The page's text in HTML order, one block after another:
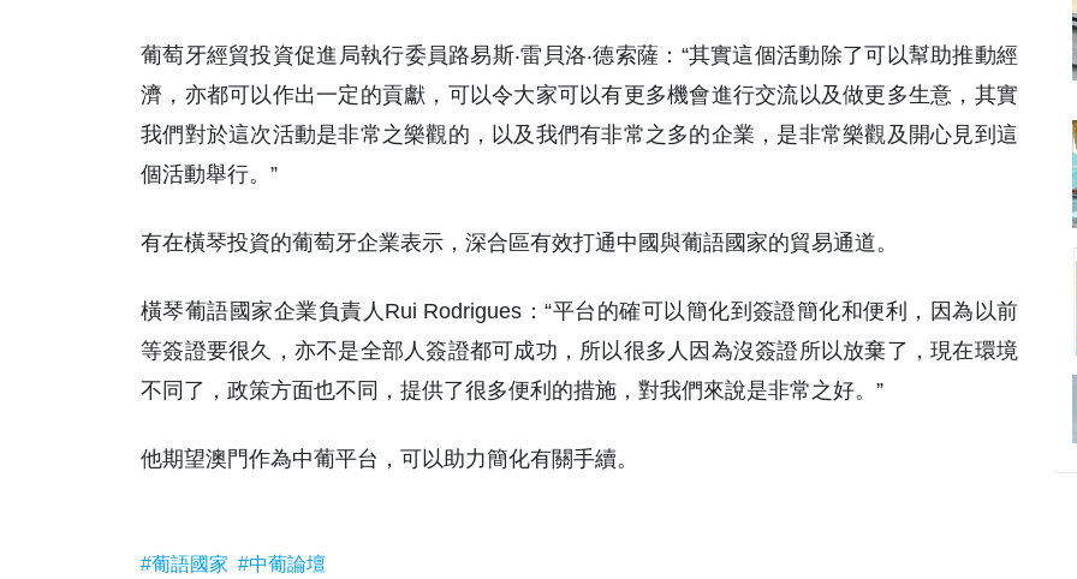
葡萄牙經貿投資促進局執行委員路易斯‧雷貝洛‧德索薩：“其實這個活動除了可以幫助推動經
濟，亦都可以作出一定的貢獻，可以令大家可以有更多機會進行交流以及做更多生意，其實
我們對於這次活動是非常之樂觀的，以及我們有非常之多的企業，是非常樂觀及開心見到這
個活動舉行。”
有在橫琴投資的葡萄牙企業表示，深合區有效打通中國與葡語國家的貿易通道。
橫琴葡語國家企業負責人Rui Rodrigues：“平台的確可以簡化到簽證簡化和便利，因為以前
等簽證要很久，亦不是全部人簽證都可成功，所以很多人因為沒簽證所以放棄了，現在環境
不同了，政策方面也不同，提供了很多便利的措施，對我們來說是非常之好。”
他期望澳門作為中葡平台，可以助力簡化有關手續。
#葡語國家 #中葡論壇